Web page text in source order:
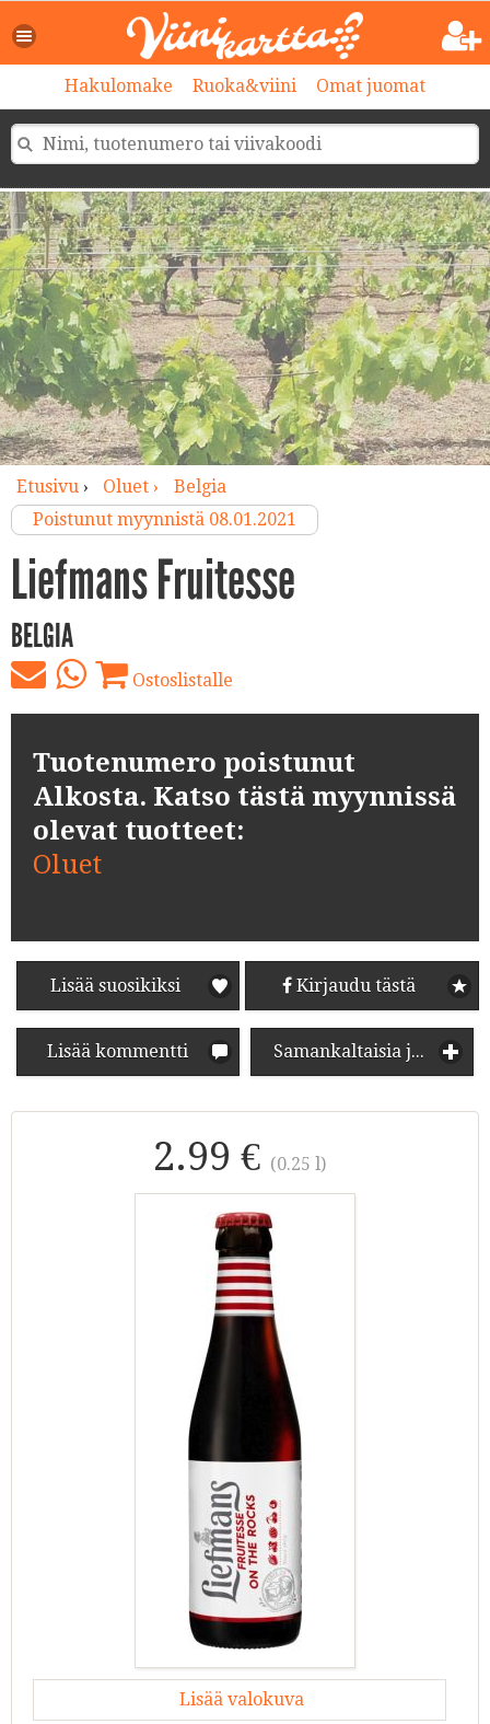
Hakulomake Ruoka&viini Omat juomat
Etusivu› Oluet ›
Belgia
Poistunut myynnistä 08.01.2021
Liefmans Fruitesse
BELGIA
Ostoslistalle
Tuotenumero poistunut
Alkosta. Katso tästä myynnissä
olevat tuotteet:
Oluet
Lisää suosikiksi Kirjaudu tästä
Lisää kommentti Samankaltaisia juomia
2.99 € (0.25 l)
Lisää valokuva